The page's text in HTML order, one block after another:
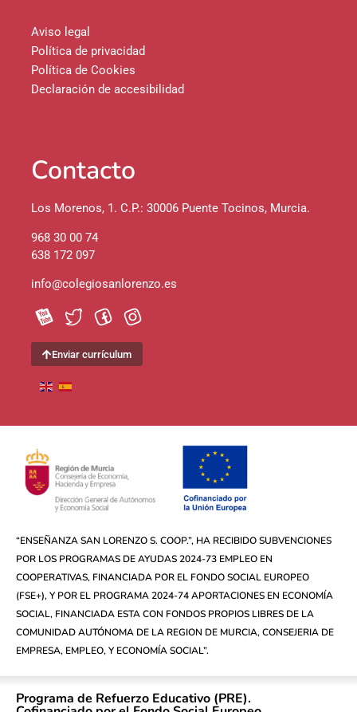
Aviso legal
Política de privacidad
Política de Cookies
Declaración de accesibilidad
Contacto
Los Morenos, 1. C.P.: 30006 Puente Tocinos, Murcia.
968 30 00 74
638 172 097
info@colegiosanlorenzo.es
Enviar currículum
“ENSEÑANZA SAN LORENZO S. COOP.”, HA RECIBIDO SUBVENCIONES
POR LOS PROGRAMAS DE AYUDAS 2024-73 EMPLEO EN
COOPERATIVAS, FINANCIADA POR EL FONDO SOCIAL EUROPEO
(FSE+), Y POR EL PROGRAMA 2024-74 APORTACIONES EN ECONOMÍA
SOCIAL, FINANCIADA ESTA CON FONDOS PROPIOS LIBRES DE LA
COMUNIDAD AUTÓNOMA DE LA REGION DE MURCIA, CONSEJERIA DE
EMPRESA, EMPLEO, Y ECONOMÍA SOCIAL”.
Programa de Refuerzo Educativo (PRE).